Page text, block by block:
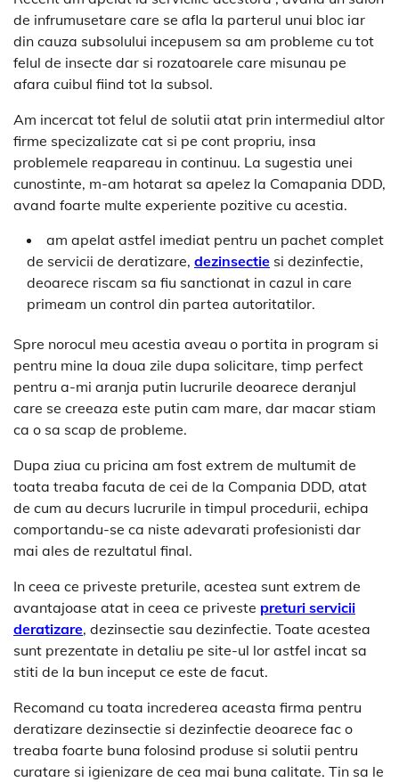
de infrumusetare care se afla la parterul unui bloc iar
din cauza subsolului incepusem sa am probleme cu tot
felul de insecte dar si rozatoarele care misunau pe
afara cuibul fiind tot la subsol.
Am incercat tot felul de solutii atat prin intermediul altor
firme specizalizate cat si pe cont propriu, insa
problemele reapareau in continuu. La sugestia unei
cunostinte, m-am hotarat sa apelez la Comapania DDD,
avand foarte multe experiente pozitive cu acestia.
am apelat astfel imediat pentru un pachet complet
de servicii de deratizare, dezinsectie si dezinfectie,
deoarece riscam sa fiu sanctionat in cazul in care
primeam un control din partea autoritatilor.
Spre norocul meu acestia aveau o portita in program si
pentru mine la doua zile dupa solicitare, timp perfect
pentru a-mi aranja putin lucrurile deoarece deranjul
care se creeaza este putin cam mare, dar macar stiam
ca o sa scap de probleme.
Dupa ziua cu pricina am fost extrem de multumit de
toata treaba facuta de cei de la Compania DDD, atat
de cum au decurs lucrurile in timpul procedurii, echipa
comportandu-se ca niste adevarati profesionisti dar
mai ales de rezultatul final.
In ceea ce priveste preturile, acestea sunt extrem de
avantajoase atat in ceea ce priveste preturi servicii
deratizare, dezinsectie sau dezinfectie. Toate acestea
sunt prezentate in detaliu pe site-ul lor astfel incat sa
stiti de la bun inceput ce este de facut.
Recomand cu toata increderea aceasta firma pentru
deratizare dezinsectie si dezinfectie deoarece fac o
treaba foarte buna folosind produse si solutii pentru
curatare si igienizare de cea mai buna calitate. Tin sa le